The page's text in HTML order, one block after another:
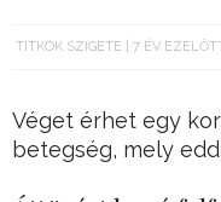
TITKOK SZIGETE 7 ÉV
Véget érhet egy
betegség, mely